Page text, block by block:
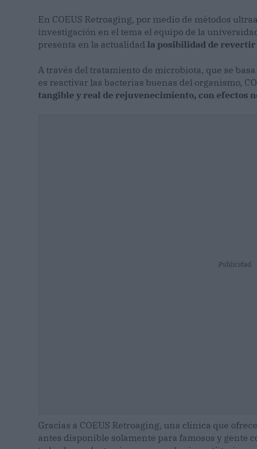
En COEUS Retroaging, por medio de métodos
investigación en el tema el equipo de la
presenta en la actualidad la posibilidad de revertir
A través del tratamiento de microbiota, que se
es reactivar las bacterias buenas del organismo,
tangible y real de rejuvenecimiento, con efectos
Publicidad
Gracias a COEUS Retroaging, una clínica que
antes disponible solamente para famosos y gente